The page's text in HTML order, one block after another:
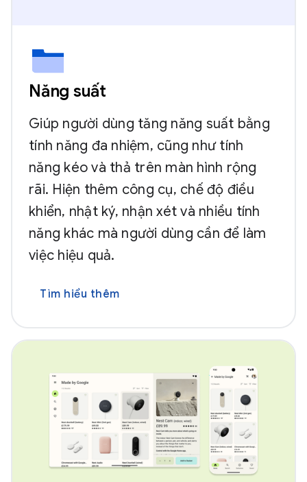
Năng suất
Giúp người dùng tăng năng suất bằng
tính năng đa nhiệm, cũng như tính
năng kéo và thả trên màn hình rộng
rãi. Hiện thêm công cụ, chế độ điều
khiển, nhật ký, nhận xét và nhiều tính
năng khác mà người dùng cần để làm
việc hiệu quả.
Tìm hiểu thêm